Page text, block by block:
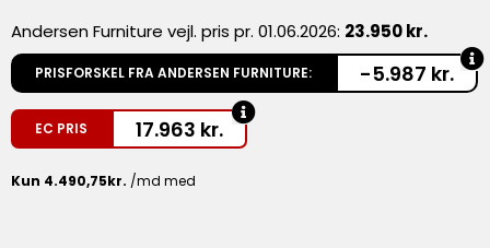
Andersen Furniture vejl. pris pr. 01.06.2026: 23.950 kr.
PRISFORSKEL FRA ANDERSEN FURNITURE: -5.987 kr.
EC PRIS 17.963 kr.